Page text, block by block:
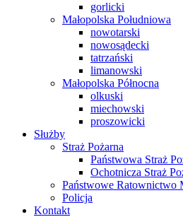
gorlicki
Małopolska Południowa
nowotarski
nowosądecki
tatrzański
limanowski
Małopolska Północna
olkuski
miechowski
proszowicki
Służby
Straż Pożarna
Państwowa Straż
Ochotnicza Straż
Państwowe Ratownictwo
Policja
Kontakt